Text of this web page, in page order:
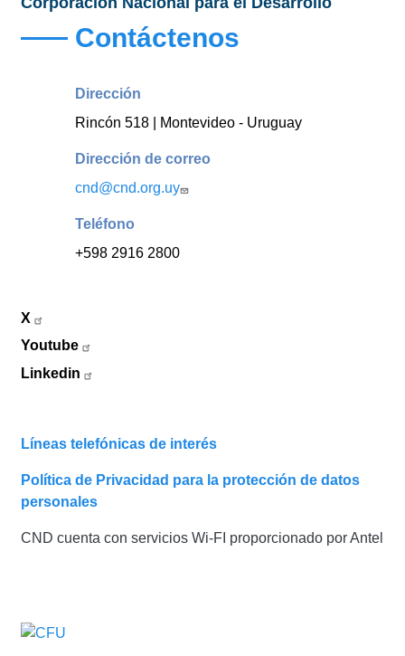
Contáctenos
Dirección
Rincón 518 | Montevideo - Uruguay
Dirección de correo
cnd@cnd.org.uy
Teléfono
+598 2916 2800
X
Youtube
Linkedin
Líneas telefónicas de interés
Política de Privacidad para la protección de datos
personales
CND cuenta con servicios Wi-FI proporcionado por Antel